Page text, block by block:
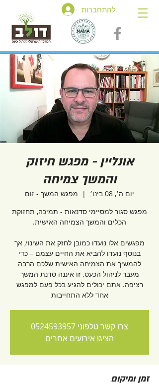
להתחברות
אונליין - מפגש חיזוק
והמשך צמיחה
יום ה׳, 08 בינו׳
  |
מפגש המשך - זום
מפגש סגור למסיימי סדנאות - תמיכה, תחזוקת
מפגשים אלו נועדו כמובן לחזק את השינוי, אך
בנוסף נועדו להביא את החיים עצמם – כדי
להמשיך את הצמיחה האישית שלכם הרבה
מעבר לניהול הכעס. זו איננה סדנת המשך
רציפה. אתם יכולים להגיע בכל פעם למפגש
אחד ללא התחייבות
צרו קשר טלפוני 0524593957
הציגו אירועים אחרים
זמן ומיקום